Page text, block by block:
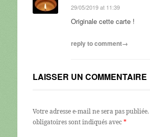
29/05/2019 at 11:39
Originale cette carte !
reply to comment→
LAISSER UN COMMENTAIRE
Votre adresse e-mail ne sera pas publiée.
obligatoires sont indiqués avec*